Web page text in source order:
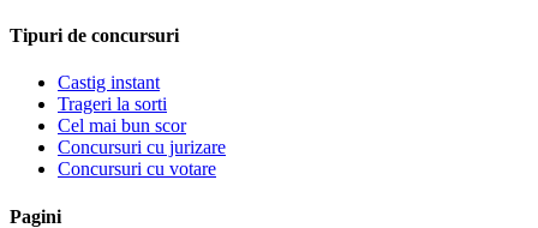
Tipuri de concursuri
Castig instant
Trageri la sorti
Cel mai bun scor
Concursuri cu jurizare
Concursuri cu votare
Pagini